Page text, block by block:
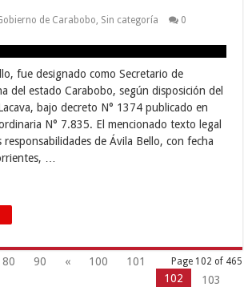
de Carabobo Sin categoría
0
fue designado como Secretario de
del estado Carabobo, según disposición del
bajo decreto N° 1374 publicado en
N° 7.835. El mencionado texto legal
responsabilidades de Ávila Bello, con fecha
…
Page 102 of 465
80 90 « 100
101
102
103